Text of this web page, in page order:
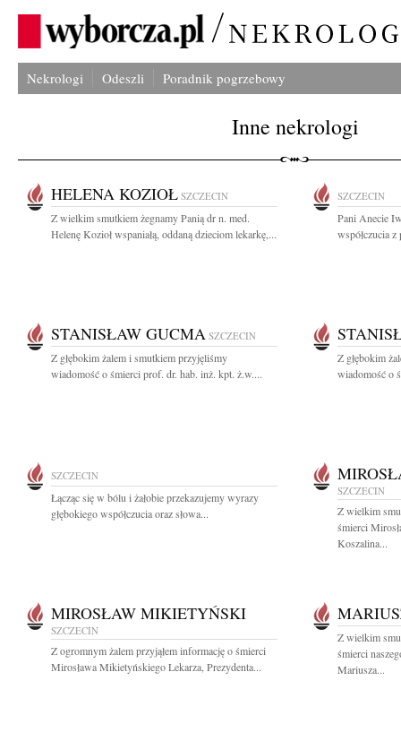
Nekrologi Odeszli Poradnik pogrzebowy
Inne nekrologi
HELENA KOZIOŁ SZCZECIN
Z wielkim smutkiem żegnamy Panią dr n. med.
Helenę Kozioł wspaniałą, oddaną dzieciom lekarkę,...
SZCZECIN
Pani Anecie
współczucia
STANISŁAW GUCMA SZCZECIN
Z głębokim żalem i smutkiem przyjęliśmy
wiadomość o śmierci prof. dr. hab. inż. kpt. ż.w....
Z głębokim
wiadomość o
SZCZECIN
Łącząc się w bólu i żałobie przekazujemy wyrazy
głębokiego współczucia oraz słowa...
SZCZECIN
Z wielkim
śmierci
Koszalina...
MIROSŁAW MIKIETYŃSKI
SZCZECIN
Z ogromnym żalem przyjąłem informację o śmierci
Mirosława Mikietyńskiego Lekarza, Prezydenta...
Z wielkim
śmierci
Mariusza...